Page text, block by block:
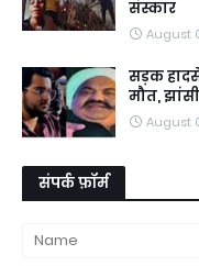
संस्कार
August
सड़क
मौत,
August
संपर्क फ़ॉर्म